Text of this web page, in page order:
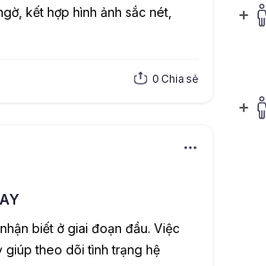
kết hợp hình ảnh sắc nét,
0 Chia sẻ
biết ở giai đoạn đầu. Việc
giúp theo dõi tình trạng hệ